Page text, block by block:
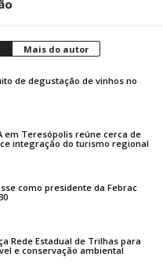
Mais do autor
de degustação de vinhos no
em Teresópolis reúne cerca de
integração do turismo regional
como presidente da Febrac
Rede Estadual de Trilhas para
e conservação ambiental